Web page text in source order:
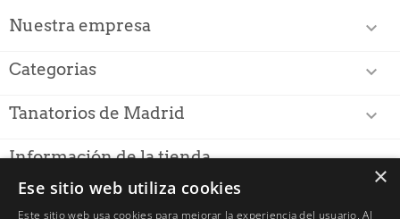
Nuestra empresa 
Categorias 
Tanatorios de Madrid 
Información de la tienda
PUNTUACIÓN PARA
FLORISTERIASTANATORIO.ES
×
Ese sitio web utiliza cookies
Este sitio web usa cookies para mejorar la experiencia del usuario. Al